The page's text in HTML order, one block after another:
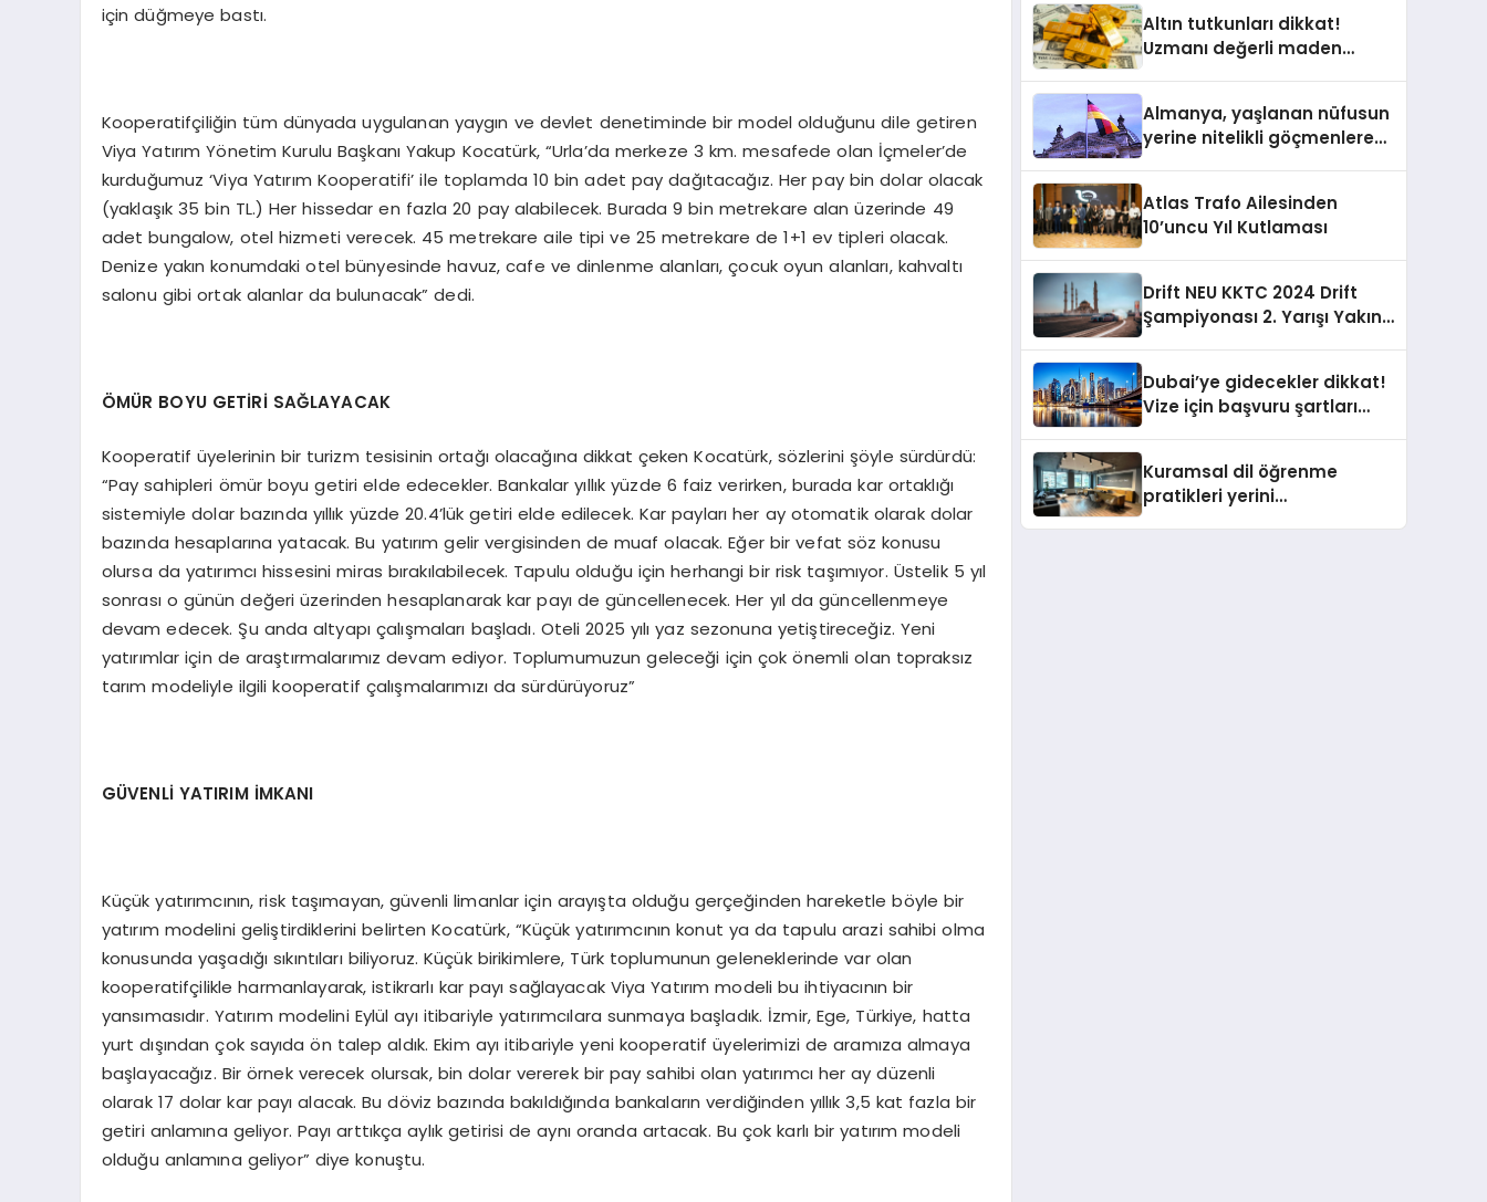
için düğmeye bastı.
Kooperatifçiliğin tüm dünyada uygulanan yaygın ve devlet denetiminde bir model olduğunu dile getiren
Viya Yatırım Yönetim Kurulu Başkanı Yakup Kocatürk, “Urla’da merkeze 3 km. mesafede olan İçmeler’de
kurduğumuz ‘Viya Yatırım Kooperatifi’ ile toplamda 10 bin adet pay dağıtacağız. Her pay bin dolar olacak
(yaklaşık 35 bin TL.) Her hissedar en fazla 20 pay alabilecek. Burada 9 bin metrekare alan üzerinde 49
adet bungalow, otel hizmeti verecek. 45 metrekare aile tipi ve 25 metrekare de 1+1 ev tipleri olacak.
Denize yakın konumdaki otel bünyesinde havuz, cafe ve dinlenme alanları, çocuk oyun alanları, kahvaltı
salonu gibi ortak alanlar da bulunacak” dedi.
ÖMÜR BOYU GETİRİ SAĞLAYACAK
Kooperatif üyelerinin bir turizm tesisinin ortağı olacağına dikkat çeken Kocatürk, sözlerini şöyle sürdürdü:
“Pay sahipleri ömür boyu getiri elde edecekler. Bankalar yıllık yüzde 6 faiz verirken, burada kar ortaklığı
sistemiyle dolar bazında yıllık yüzde 20.4’lük getiri elde edilecek. Kar payları her ay otomatik olarak dolar
bazında hesaplarına yatacak. Bu yatırım gelir vergisinden de muaf olacak. Eğer bir vefat söz konusu
olursa da yatırımcı hissesini miras bırakılabilecek. Tapulu olduğu için herhangi bir risk taşımıyor. Üstelik 5 yıl
sonrası o günün değeri üzerinden hesaplanarak kar payı de güncellenecek. Her yıl da güncellenmeye
devam edecek. Şu anda altyapı çalışmaları başladı. Oteli 2025 yılı yaz sezonuna yetiştireceğiz. Yeni
yatırımlar için de araştırmalarımız devam ediyor. Toplumumuzun geleceği için çok önemli olan topraksız
tarım modeliyle ilgili kooperatif çalışmalarımızı da sürdürüyoruz”
GÜVENLİ YATIRIM İMKANI
Küçük yatırımcının, risk taşımayan, güvenli limanlar için arayışta olduğu gerçeğinden hareketle böyle bir
yatırım modelini geliştirdiklerini belirten Kocatürk, “Küçük yatırımcının konut ya da tapulu arazi sahibi olma
konusunda yaşadığı sıkıntıları biliyoruz. Küçük birikimlere, Türk toplumunun geleneklerinde var olan
kooperatifçilikle harmanlayarak, istikrarlı kar payı sağlayacak Viya Yatırım modeli bu ihtiyacının bir
yansımasıdır. Yatırım modelini Eylül ayı itibariyle yatırımcılara sunmaya başladık. İzmir, Ege, Türkiye, hatta
yurt dışından çok sayıda ön talep aldık. Ekim ayı itibariyle yeni kooperatif üyelerimizi de aramıza almaya
başlayacağız. Bir örnek verecek olursak, bin dolar vererek bir pay sahibi olan yatırımcı her ay düzenli
olarak 17 dolar kar payı alacak. Bu döviz bazında bakıldığında bankaların verdiğinden yıllık 3,5 kat fazla bir
getiri anlamına geliyor. Payı arttıkça aylık getirisi de aynı oranda artacak. Bu çok karlı bir yatırım modeli
olduğu anlamına geliyor” diye konuştu.
Altın tutkunları dikkat!
Uzmanı değerli maden
Almanya, yaşlanan nüfusun
yerine nitelikli göçmenlere
Atlas Trafo Ailesinden
10’uncu Yıl Kutlaması
Drift NEU KKTC 2024 Drift
Şampiyonası 2. Yarışı Yakın
Dubai’ye gidecekler dikkat!
Vize için başvuru şartları
Kuramsal dil öğrenme
pratikleri yerini